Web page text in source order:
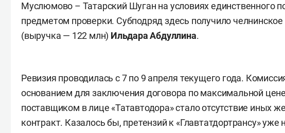
Муслюмово – Татарский Шуган на условиях единственного
предметом проверки. Субподряд здесь получило
(выручка — 122 млн) Ильдара Абдуллина.
Ревизия проводилась с 7 по 9 апреля текущего года.
основанием для заключения договора по максимальной
поставщиком в лице «Татавтодора» стало отсутствие иных
контракт. Казалось бы, претензий к «Главтатдортрансу» уже